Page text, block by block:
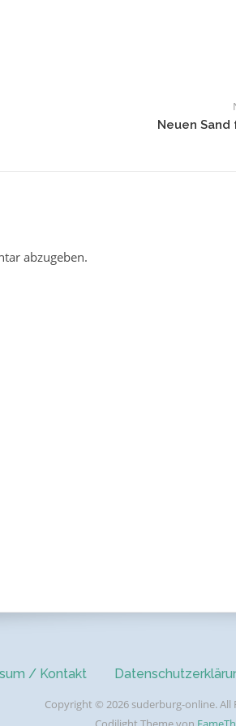
Neuen Sand
abzugeben.
/ Kontakt
Copyright © 2026 suderburg-online. All